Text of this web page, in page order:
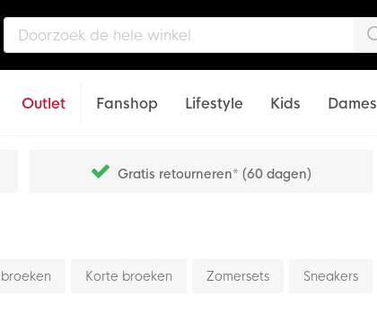
Outlet Fanshop Lifestyle Kids Dames
Gratis retourneren* (60 dagen)
Korte broeken Zomersets Sneakers